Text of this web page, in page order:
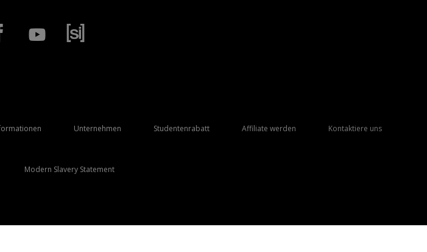
Unternehmen Studentenrabatt Affiliate werden Kontaktiere uns
Modern Slavery Statement